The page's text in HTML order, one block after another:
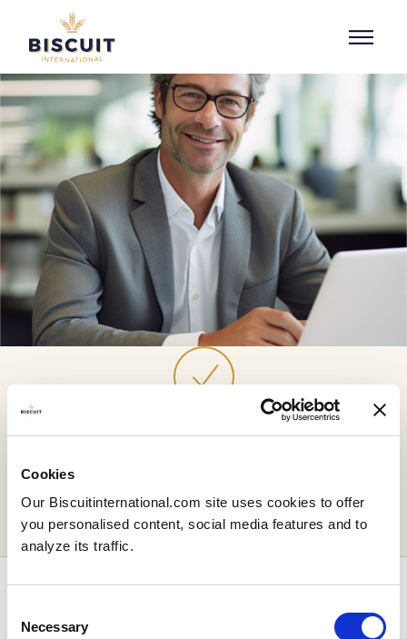
Cookies
Our Biscuitinternational.com site uses cookies to offer
you personalised content, social media features and to
analyze its traffic.
Selection
Necessary
Aller au contenu
A sua mensagem foi
Regressar a Página Inicial